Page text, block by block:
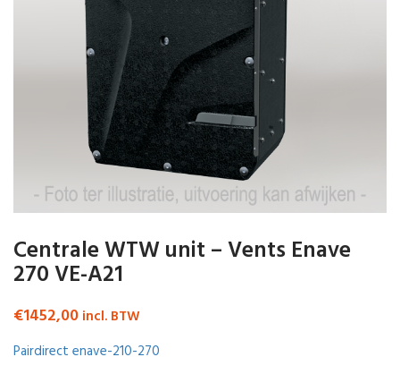
Centrale WTW unit – Vents Enave
270 VE-A21
€1452,00 incl. BTW
Pairdirect enave-210-270